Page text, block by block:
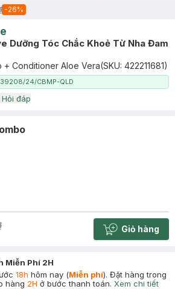
-26%
Dưỡng Tóc Chắc Khoẻ Từ Nha Đam
+ Conditioner Aloe Vera(SKU: 422211681)
24/CBMP-QLD
Hỏi đáp
Cart plus
Giỏ hàng
Miễn Phí 2H
18h hôm nay (Miễn phí). Đặt hàng trong
hàng 2H ở bước thanh toán. Xem chi tiết